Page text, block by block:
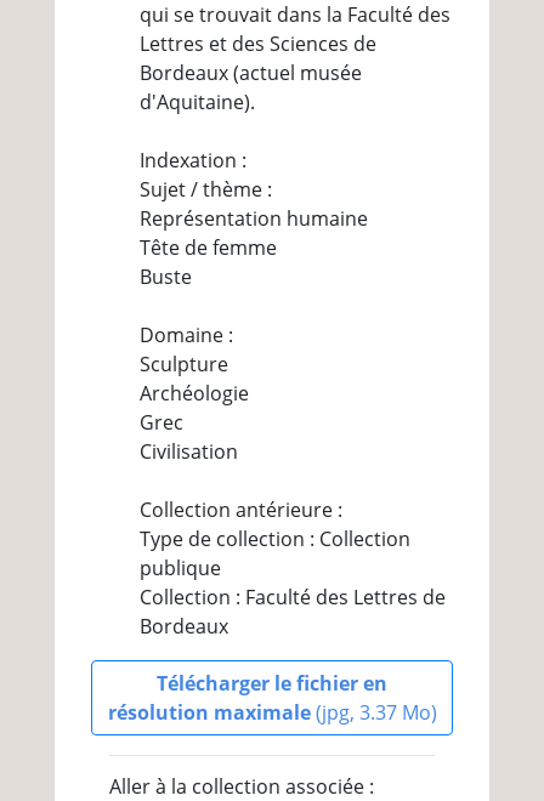
qui se trouvait dans la Faculté des
Lettres et des Sciences de
Bordeaux (actuel musée
d'Aquitaine).
Indexation :
Sujet / thème :
Représentation humaine
Tête de femme
Buste
Domaine :
Sculpture
Archéologie
Grec
Civilisation
Collection antérieure :
Type de collection : Collection
publique
Collection : Faculté des Lettres de
Bordeaux
Télécharger le fichier en
résolution maximale(jpg, 3.37 Mo)
Aller à la collection associée :